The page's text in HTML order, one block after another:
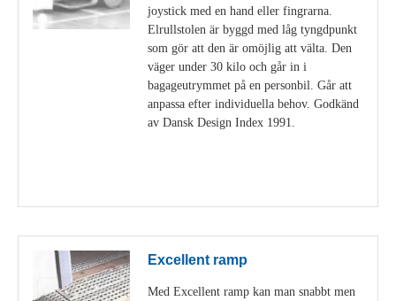
joystick med en hand eller fingrarna.
Elrullstolen är byggd med låg tyngdpunkt
som gör att den är omöjlig att välta. Den
väger under 30 kilo och går in i
bagageutrymmet på en personbil. Går att
anpassa efter individuella behov. Godkänd
av Dansk Design Index 1991.
Excellent ramp
Med Excellent ramp kan man snabbt men